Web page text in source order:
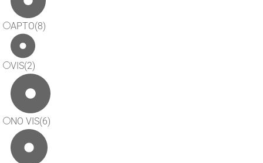
APTO(8)
VIS(2)
NO VIS(6)